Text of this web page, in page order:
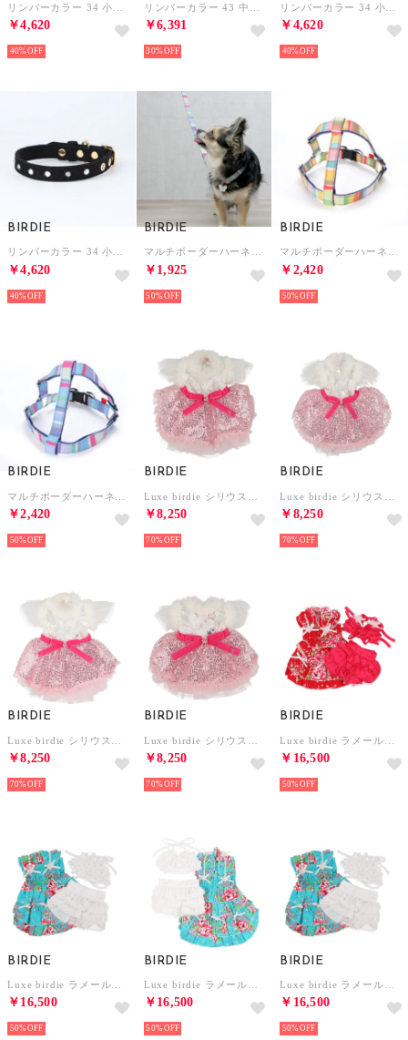
￥4,620
40%
￥6,391
30%
￥4,620
40%
BIRDIE
￥4,620
40%
BIRDIE
￥1,925
50%
BIRDIE
￥2,420
50%
BIRDIE
￥2,420
50%
BIRDIE
￥8,250
70%
BIRDIE
￥8,250
70%
BIRDIE
￥8,250
70%
BIRDIE
￥8,250
70%
BIRDIE
￥16,500
50%
BIRDIE
￥16,500
50%
BIRDIE
￥16,500
50%
BIRDIE
￥16,500
50%